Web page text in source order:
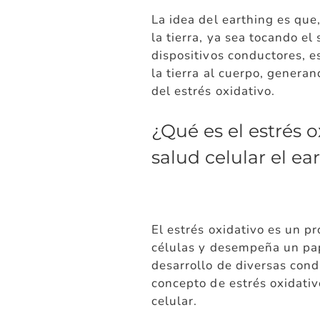
La idea del earthing es
la tierra, ya sea tocando
dispositivos conductores,
la tierra al cuerpo,
del estrés oxidativo.
¿Qué es el estrés
salud celular el
El estrés oxidativo es un
células y desempeña un
desarrollo de diversas
concepto de estrés
celular.